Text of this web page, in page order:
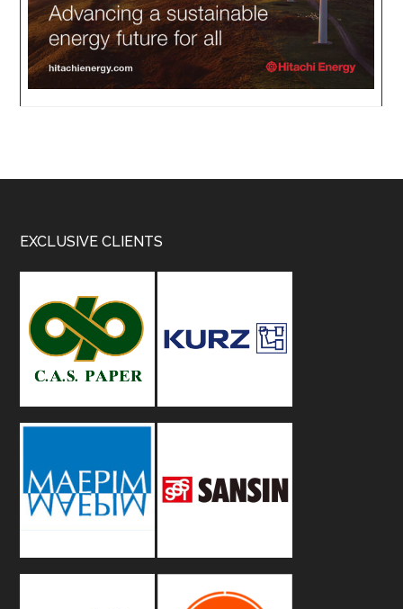
Footer
EXCLUSIVE CLIENTS